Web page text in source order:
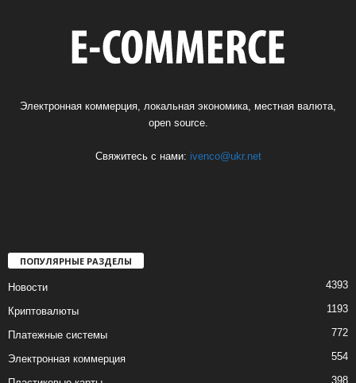
Электронная коммерция, локальная экономика, местная валюта,
open source.
Свяжитесь с нами: ivenco@ukr.net
ПОПУЛЯРНЫЕ РАЗДЕЛЫ
Новости 4393
Криптовалюты 1193
Платежные системы 772
Электронная коммерция 554
398